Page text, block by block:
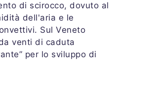
di scirocco, dovuto al
dell'aria e le
Sul Veneto
venti di caduta
per lo sviluppo di